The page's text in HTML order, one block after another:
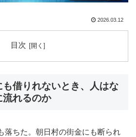
2026.03.12
目次
借りれないとき、人はな
流れるのか
落ちた。朝日村の街金にも断られ